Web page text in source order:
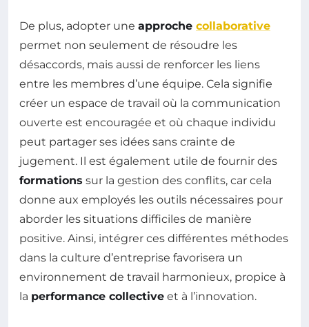
De plus, adopter une approche collaborative
permet non seulement de résoudre les
désaccords, mais aussi de renforcer les liens
entre les membres d’une équipe. Cela signifie
créer un espace de travail où la communication
ouverte est encouragée et où chaque individu
peut partager ses idées sans crainte de
jugement. Il est également utile de fournir des
formations sur la gestion des conflits, car cela
donne aux employés les outils nécessaires pour
aborder les situations difficiles de manière
positive. Ainsi, intégrer ces différentes méthodes
dans la culture d’entreprise favorisera un
environnement de travail harmonieux, propice à
la performance collective et à l’innovation.